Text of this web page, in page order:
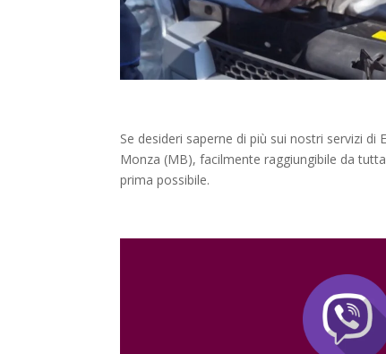
Se desideri saperne di più sui nostri servizi
Monza (MB), facilmente raggiungibile da
prima possibile.